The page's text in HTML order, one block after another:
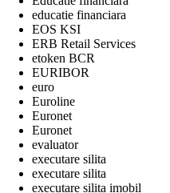
educatie financiara
EOS KSI
ERB Retail Services
etoken BCR
EURIBOR
euro
Euroline
Euronet
Euronet
evaluator
executare silita
executare silita
executare silita imobil